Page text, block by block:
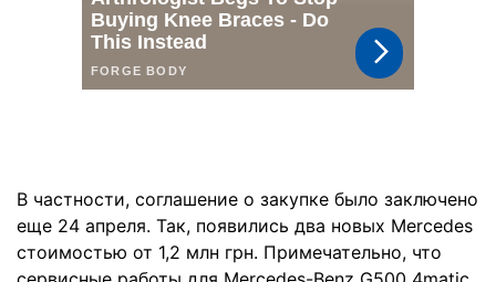
В частности, соглашение о закупке было заключено
еще 24 апреля. Так, появились два новых Mercedes
стоимостью от 1,2 млн грн. Примечательно, что